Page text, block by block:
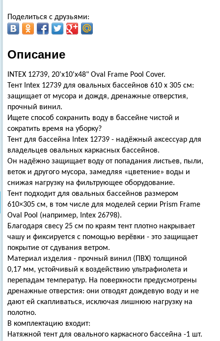
Поделиться с друзьями:
Описание
INTEX 12739, 20'x10'x48" Oval Frame Pool Cover.
Тент Intex 12739 для овальных бассейнов 610 х 305 см:
защищает от мусора и дождя, дренажные отверстия,
прочный винил.
Ищете способ сохранить воду в бассейне чистой и
сократить время на уборку?
Тент для бассейна Intex 12739 - надёжный аксессуар для
владельцев овальных каркасных бассейнов.
Он надёжно защищает воду от попадания листьев, пыли,
веток и другого мусора, замедляя «цветение» воды и
снижая нагрузку на фильтрующее оборудование.
Тент подходит для овальных бассейнов размером
610×305 см, в том числе для моделей серии Prism Frame
Oval Pool (например, Intex 26798).
Благодаря свесу 25 см по краям тент плотно накрывает
чашу и фиксируется с помощью верёвки - это защищает
покрытие от сдувания ветром.
Материал изделия - прочный винил (ПВХ) толщиной
0,17 мм, устойчивый к воздействию ультрафиолета и
перепадам температур. На поверхности предусмотрены
дренажные отверстия: они отводят дождевую воду и не
дают ей скапливаться, исключая лишнюю нагрузку на
полотно.
В комплектацию входит:
Натяжной тент для овального каркасного бассейна -1 шт.